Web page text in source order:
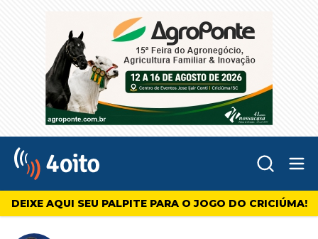
4oito
DEIXE AQUI SEU PALPITE PARA O JOGO DO CRICIÚMA!